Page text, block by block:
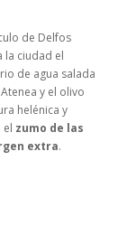
de Delfos
la ciudad el
de agua salada
y el olivo
helénica y
el zumo de las
extra.